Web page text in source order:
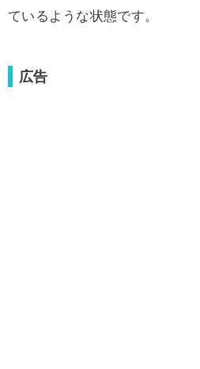
ているような状態です。
広告